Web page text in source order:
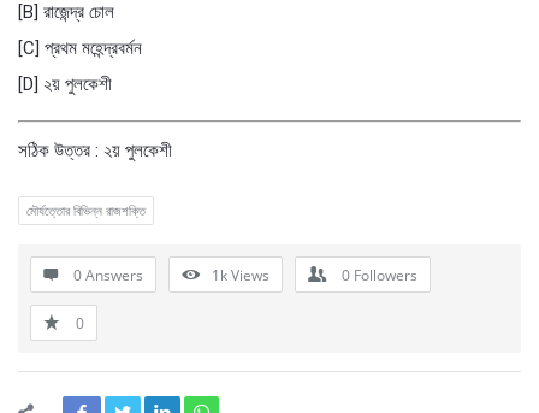
[B] রাজেন্দ্র চোল
[C] প্রথম মহেন্দ্রবর্মন
[D] ২য় পুলকেশী
সঠিক উত্তর : ২য় পুলকেশী
মৌর্যত্তোর বিভিন্ন রাজশক্তি
0 Answers 1kViews 0 Followers
0